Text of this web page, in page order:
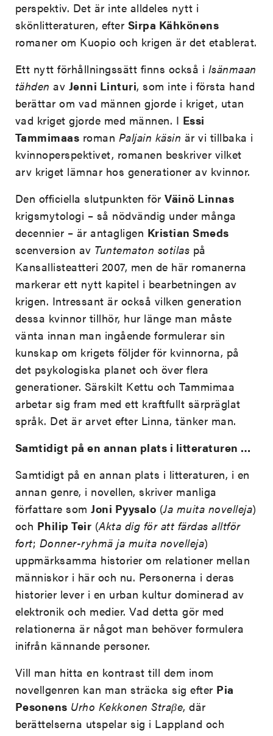
perspektiv. Det är inte alldeles nytt i
skönlitteraturen, efter Sirpa Kähkönens
romaner om Kuopio och krigen är det etablerat.
Ett nytt förhållningssätt finns också i Isänmaan
tähden av Jenni Linturi, som inte i första hand
berättar om vad männen gjorde i kriget, utan
vad kriget gjorde med männen. I Essi
Tammimaas roman Paljain käsin är vi tillbaka i
kvinnoperspektivet, romanen beskriver vilket
arv kriget lämnar hos generationer av kvinnor.
Den officiella slutpunkten förVäinö Linnas
krigsmytologi – så nödvändig under många
decennier – är antagligen Kristian Smeds
scenversion av Tuntematon sotilas på
Kansallisteatteri 2007, men de här romanerna
markerar ett nytt kapitel i bearbetningen av
krigen. Intressant är också vilken generation
dessa kvinnor tillhör, hur länge man måste
vänta innan man ingående formulerar sin
kunskap om krigets följder för kvinnorna, på
det psykologiska planet och över flera
generationer. Särskilt Kettu och Tammimaa
arbetar sig fram med ett kraftfullt särpräglat
språk. Det är arvet efter Linna, tänker man.
Samtidigt på en annan plats i litteraturen …
Samtidigt på en annan plats i litteraturen, i en
annan genre, i novellen, skriver manliga
författare somJoni Pyysalo (Ja muita novelleja)
och Philip Teir (Akta dig för att färdas alltför
fort; Donner-ryhmä ja muita novelleja)
uppmärksamma historier om relationer mellan
människor i här och nu. Personerna i deras
historier lever i en urban kultur dominerad av
elektronik och medier. Vad detta gör med
relationerna är något man behöver formulera
inifrån kännande personer.
Vill man hitta en kontrast till dem inom
novellgenren kan man sträcka sig efter Pia
Pesonens Urho Kekkonen Straβe, där
berättelserna utspelar sig i Lappland och